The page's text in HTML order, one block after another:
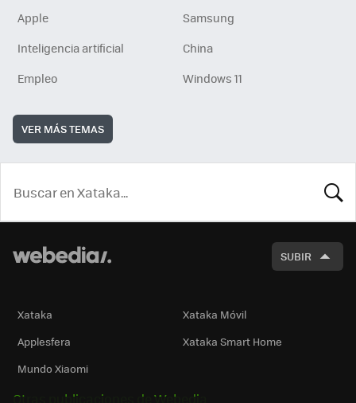
Apple
Samsung
Inteligencia artificial
China
Empleo
Windows 11
VER MÁS TEMAS
SUBIR
Xataka
Xataka Móvil
Applesfera
Xataka Smart Home
Mundo Xiaomi
Otras publicaciones de Webedia